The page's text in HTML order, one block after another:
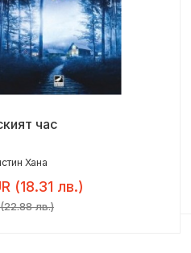
час
Хана
(18.31 лв.)
(22.88 лв.)